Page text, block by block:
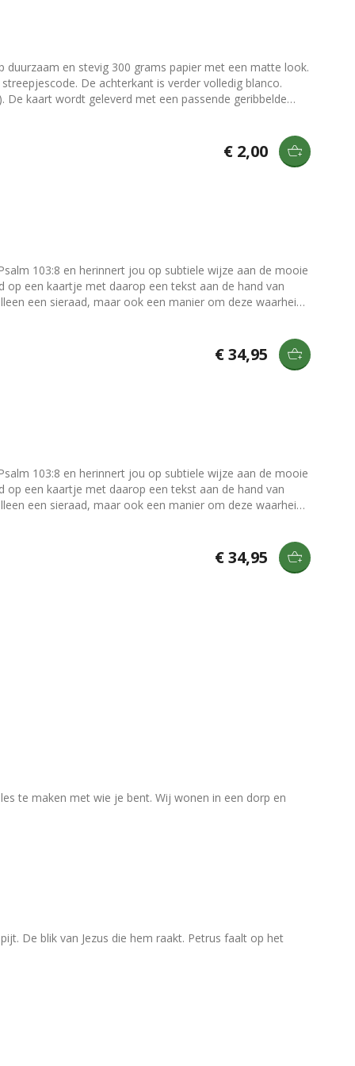
duurzaam en stevig 300 grams papier met een matte look.
De achterkant is verder volledig blanco.
producten/klemborden) en [kaartenhouders]
€ 2,00
een sieraad, maar ook een manier om deze waarheid
€ 34,95
een sieraad, maar ook een manier om deze waarheid
€ 34,95
De blik van Jezus die hem raakt. Petrus faalt op het